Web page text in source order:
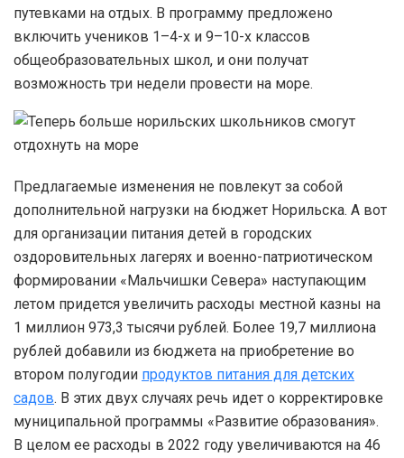
путевками на отдых. В программу предложено
включить учеников 1–4-х и 9–10-х классов
общеобразовательных школ, и они получат
возможность три недели провести на море.
Предлагаемые изменения не повлекут за собой
дополнительной нагрузки на бюджет Норильска. А вот
для организации питания детей в городских
оздоровительных лагерях и военно-патриотическом
формировании «Мальчишки Севера» наступающим
летом придется увеличить расходы местной казны на
1 миллион 973,3 тысячи рублей. Более 19,7 миллиона
рублей добавили из бюджета на приобретение во
втором полугодии продуктов питания для детских
садов. В этих двух случаях речь идет о корректировке
муниципальной программы «Развитие образования».
В целом ее расходы в 2022 году увеличиваются на 46